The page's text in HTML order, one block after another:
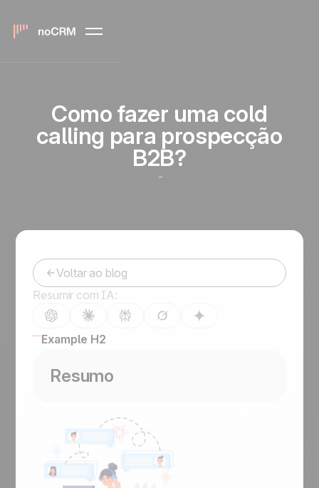
Como fazer uma cold
calling para prospecção
B2B?
-
Voltar ao blog
Resumir com IA:
Example H2
Resumo